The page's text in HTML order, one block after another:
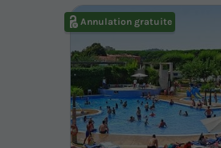
Annulation gratuite